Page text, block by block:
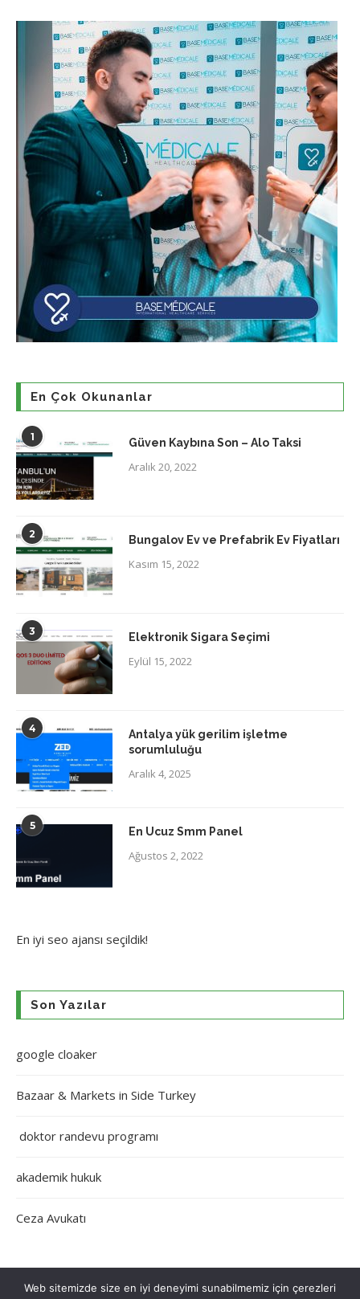
En Çok Okunanlar
1 Güven Kaybına Son – Alo Taksi
Aralık 20, 2022
2 Bungalov Ev ve Prefabrik Ev Fiyatları
Kasım 15, 2022
3 Elektronik Sigara Seçimi
Eylül 15, 2022
4
Antalya yük gerilim işletme
sorumluluğu
Aralık 4, 2025
5 En Ucuz Smm Panel
Ağustos 2, 2022
En iyi seo ajansı seçildik!
Son Yazılar
google cloaker
Bazaar & Markets in Side Turkey
doktor randevu programı
akademik hukuk
Ceza Avukatı
Web sitemizde size en iyi deneyimi sunabilmemiz için çerezleri